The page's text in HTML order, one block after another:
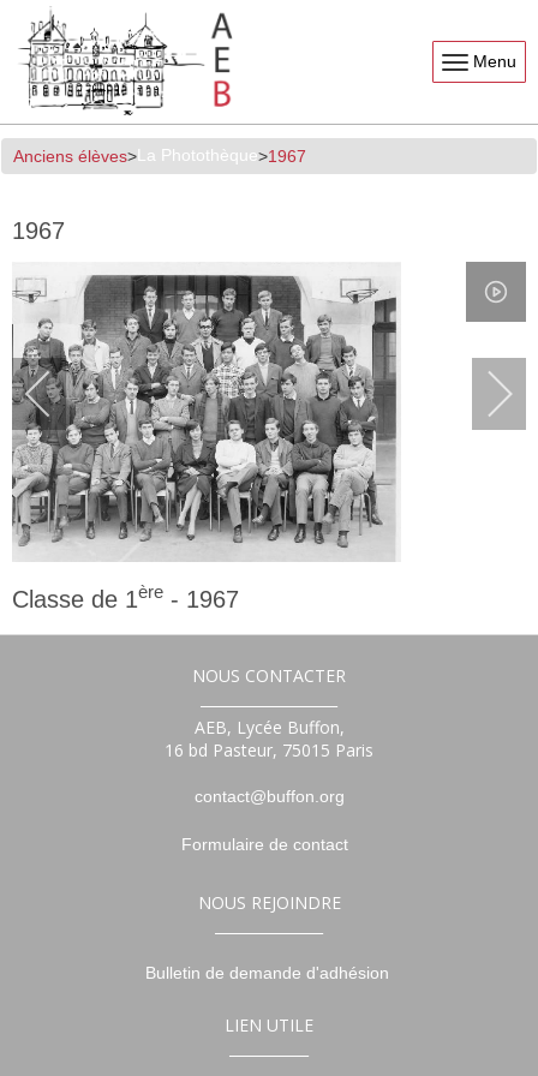
Menu
Anciens élèves La Photothèque 1967
1967
Classe de 1ère - 1967
1ère
NOUS CONTACTER
AEB, Lycée Buffon,
16 bd Pasteur, 75015 Paris
contact@buffon.org
Formulaire de contact
NOUS REJOINDRE
Bulletin de demande d'adhésion
LIEN UTILE